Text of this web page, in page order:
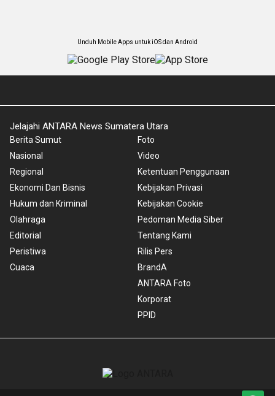
Unduh Mobile Apps untuk iOS dan Android
Jelajahi ANTARA News Sumatera Utara
Berita Sumut
Nasional
Regional
Ekonomi Dan Bisnis
Hukum dan Kriminal
Olahraga
Editorial
Peristiwa
Cuaca
Foto
Video
Ketentuan Penggunaan
Kebijakan Privasi
Kebijakan Cookie
Pedoman Media Siber
Tentang Kami
Rilis Pers
BrandA
ANTARA Foto
Korporat
PPID